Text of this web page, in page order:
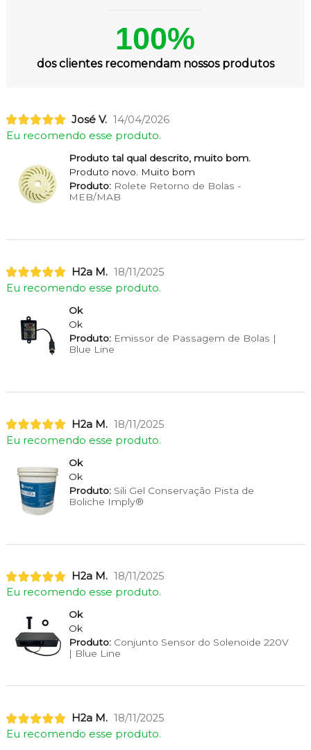
100%
dos clientes recomendam nossos produtos
José V. 14/04/2026
Eu recomendo esse produto.
Produto tal qual descrito, muito bom.
Produto novo. Muito bom
Produto:Rolete Retorno de Bolas -
MEB/MAB
H2a M. 18/11/2025
Eu recomendo esse produto.
Ok
Ok
Produto:Emissor de Passagem de Bolas |
Blue Line
H2a M. 18/11/2025
Eu recomendo esse produto.
Ok
Ok
Produto:Sili Gel Conservação Pista de
Boliche Imply®
H2a M. 18/11/2025
Eu recomendo esse produto.
Ok
Ok
Produto:Conjunto Sensor do Solenoide 220V
| Blue Line
H2a M. 18/11/2025
Eu recomendo esse produto.